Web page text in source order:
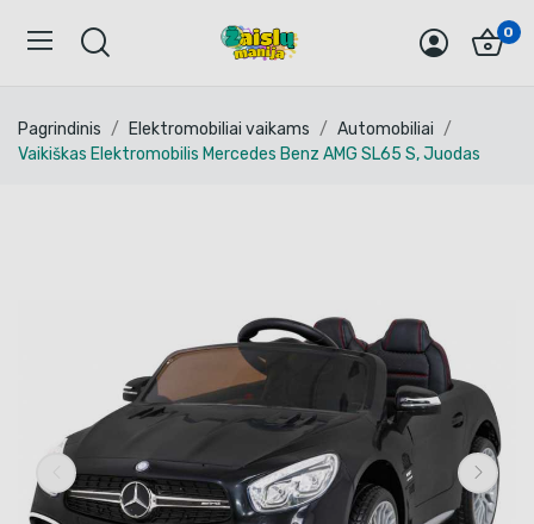
0
Pagrindinis Elektromobiliai vaikams
Automobiliai
Vaikiškas Elektromobilis Mercedes Benz AMG SL65 S, Juodas